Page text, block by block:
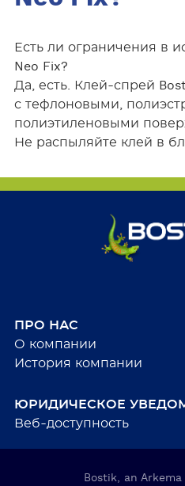
Есть ли ограничения в
Neo Fix?
Да, есть. Клей-спрей
с тефлоновыми,
полиэтиленовыми
Не распыляйте клей в
ПРО НАС
О компании
История компании
ЮРИДИЧЕСКОЕ
Веб-доступность
Bostik, an